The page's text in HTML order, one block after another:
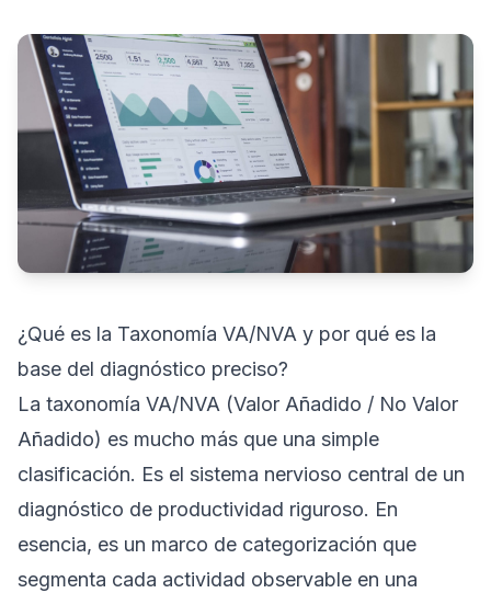
¿Qué es la Taxonomía VA/NVA y por qué es la
base del diagnóstico preciso?
La taxonomía VA/NVA (Valor Añadido / No Valor
Añadido) es mucho más que una simple
clasificación. Es el sistema nervioso central de un
diagnóstico de productividad riguroso. En
esencia, es un marco de categorización que
segmenta cada actividad observable en una